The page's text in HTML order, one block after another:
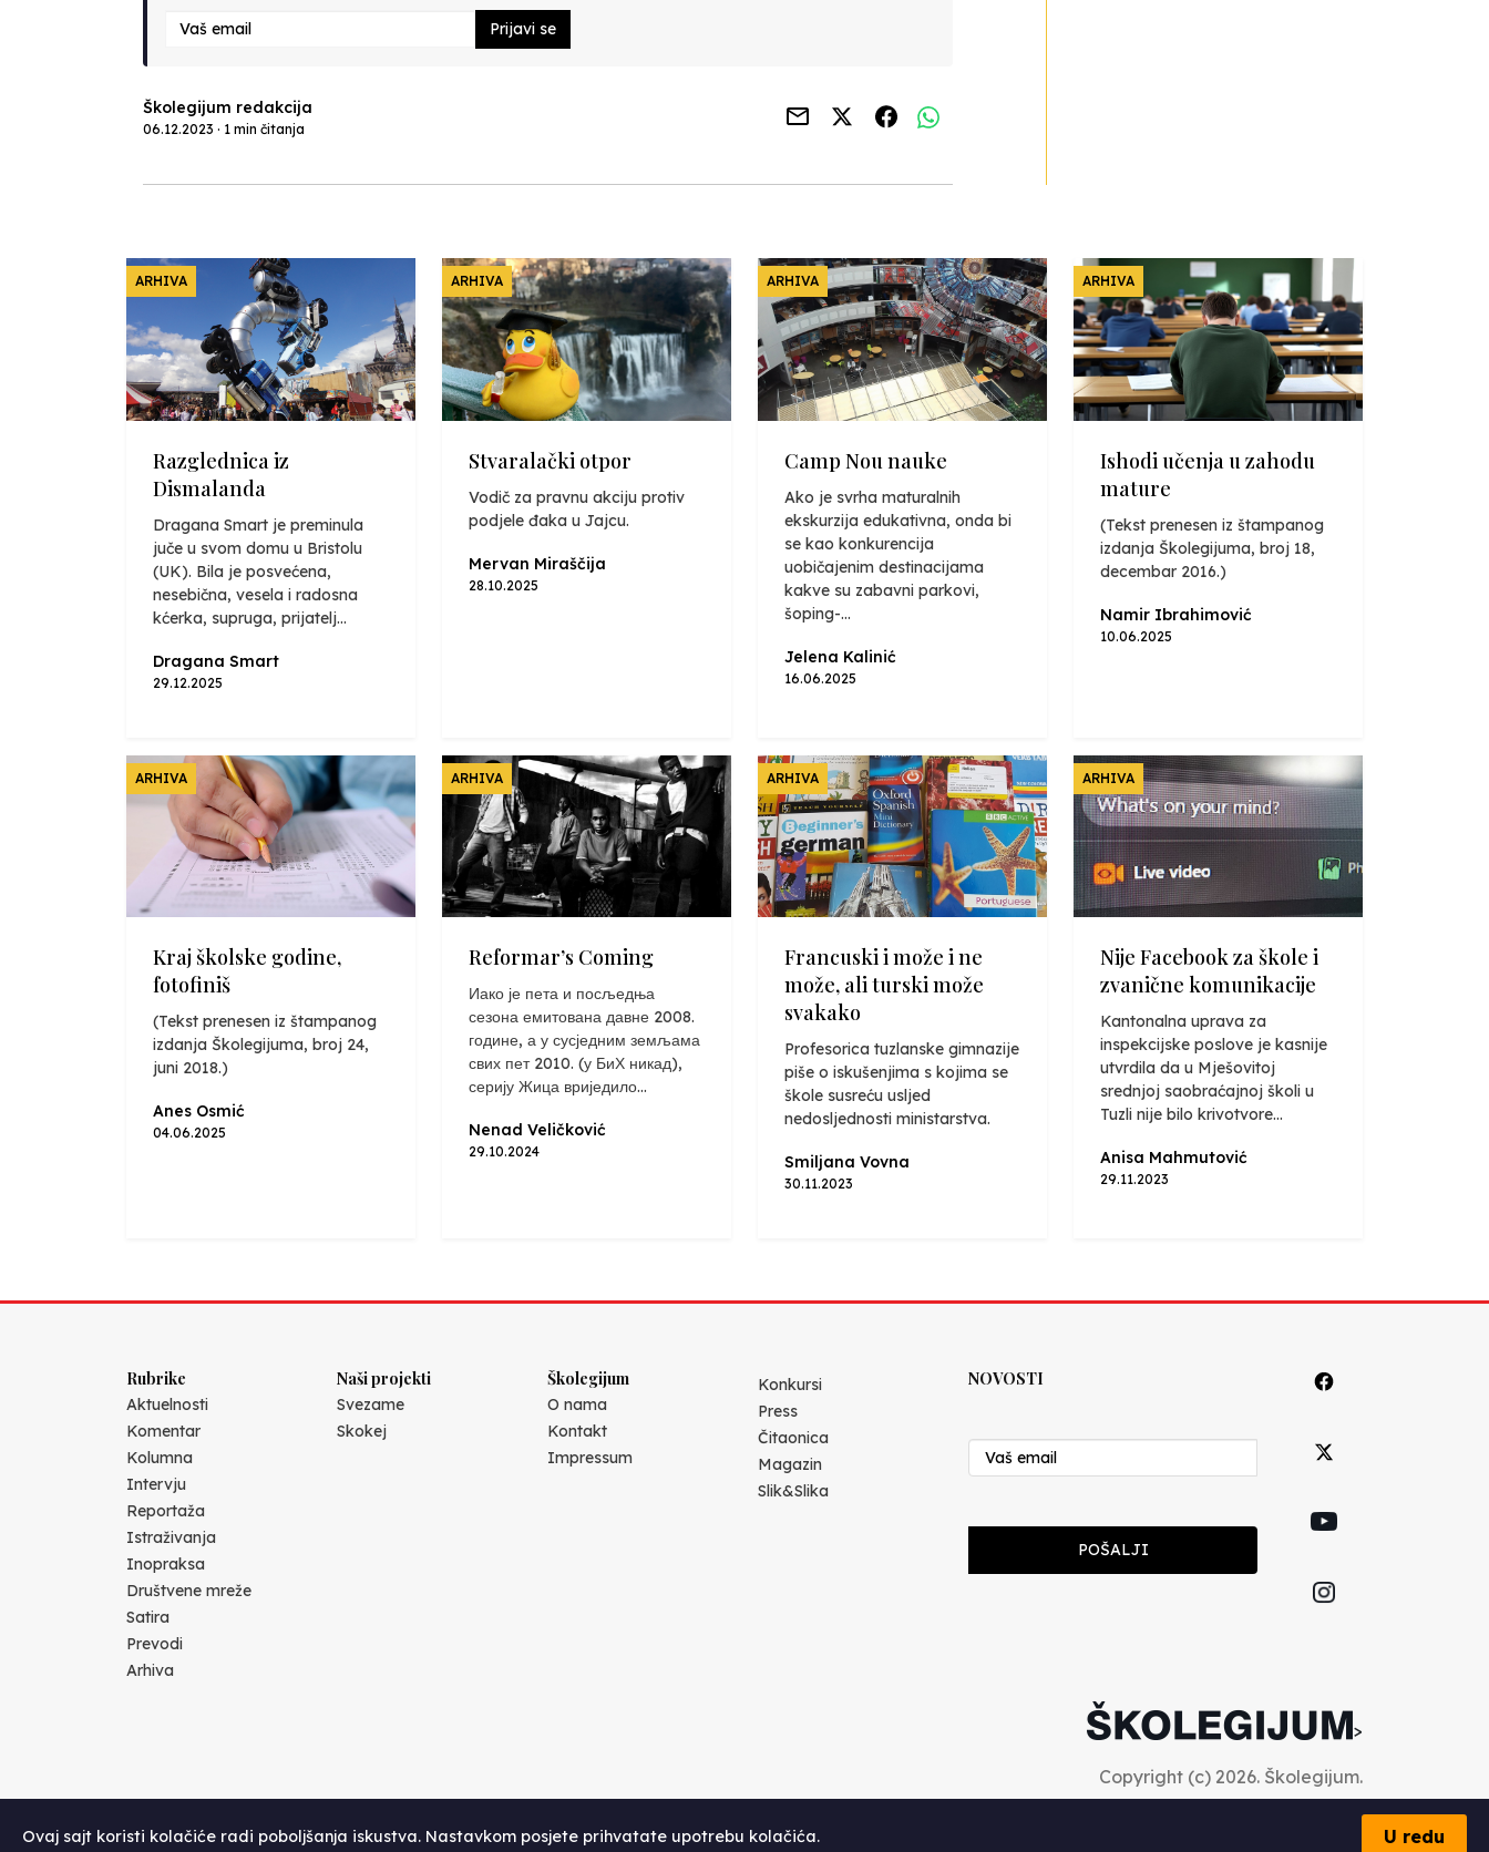
Prijavi se
Školegijum redakcija
06.12.2023 · 1 min čitanja
ARHIVA
Razglednica iz
Dismalanda
Dragana Smart je preminula
juče u svom domu u Bristolu
(UK). Bila je posvećena,
nesebična, vesela i radosna
kćerka, supruga, prijatelj...
Dragana Smart
29.12.2025
ARHIVA
Stvaralački otpor
Vodič za pravnu akciju protiv
podjele đaka u Jajcu.
Mervan Miraščija
28.10.2025
ARHIVA
Camp Nou nauke
Ako je svrha maturalnih
ekskurzija edukativna, onda bi
se kao konkurencija
uobičajenim destinacijama
kakve su zabavni parkovi,
šoping-...
Jelena Kalinić
16.06.2025
ARHIVA
Ishodi učenja u zahodu
mature
(Tekst prenesen iz štampanog
izdanja Školegijuma, broj 18,
decembar 2016.)
Namir Ibrahimović
10.06.2025
ARHIVA
Kraj školske godine,
fotofiniš
(Tekst prenesen iz štampanog
izdanja Školegijuma, broj 24,
juni 2018.)
Anes Osmić
04.06.2025
ARHIVA
Reformar’s Coming
Иако је пета и посљедња
сезона емитована давне 2008.
године, а у сусједним земљама
свих пет 2010. (у БиХ никад),
серију Жица вриједило...
Nenad Veličković
29.10.2024
ARHIVA
Francuski i može i ne
može, ali turski može
svakako
Profesorica tuzlanske gimnazije
piše o iskušenjima s kojima se
škole susreću usljed
nedosljednosti ministarstva.
Smiljana Vovna
30.11.2023
ARHIVA
Nije Facebook za škole i
zvanične komunikacije
Kantonalna uprava za
inspekcijske poslove je kasnije
utvrdila da u Mješovitoj
srednjoj saobraćajnoj školi u
Tuzli nije bilo krivotvore...
Anisa Mahmutović
29.11.2023
Rubrike
Aktuelnosti
Komentar
Kolumna
Intervju
Reportaža
Istraživanja
Inopraksa
Društvene mreže
Satira
Prevodi
Arhiva
Naši projekti
Svezame
Skokej
Školegijum
O nama
Kontakt
Impressum
Konkursi
Press
Čitaonica
Magazin
Slik&Slika
NOVOSTI
POŠALJI
>
Copyright (c) 2026. Školegijum.
Ovaj sajt koristi kolačiće radi poboljšanja iskustva. Nastavkom posjete prihvatate upotrebu kolačića. U redu